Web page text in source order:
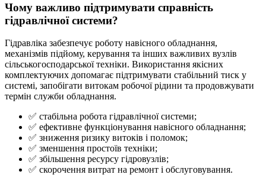
Чому важливо підтримувати справність
гідравлічної системи?
Гідравліка забезпечує роботу навісного обладнання,
механізмів підйому, керування та інших важливих вузлів
сільськогосподарської техніки. Використання якісних
комплектуючих допомагає підтримувати стабільний тиск у
системі, запобігати витокам робочої рідини та продовжувати
термін служби обладнання.
✅ стабільна робота гідравлічної системи;
✅ ефективне функціонування навісного обладнання;
✅ зниження ризику витоків і поломок;
✅ зменшення простоїв техніки;
✅ збільшення ресурсу гідровузлів;
✅ скорочення витрат на ремонт і обслуговування.